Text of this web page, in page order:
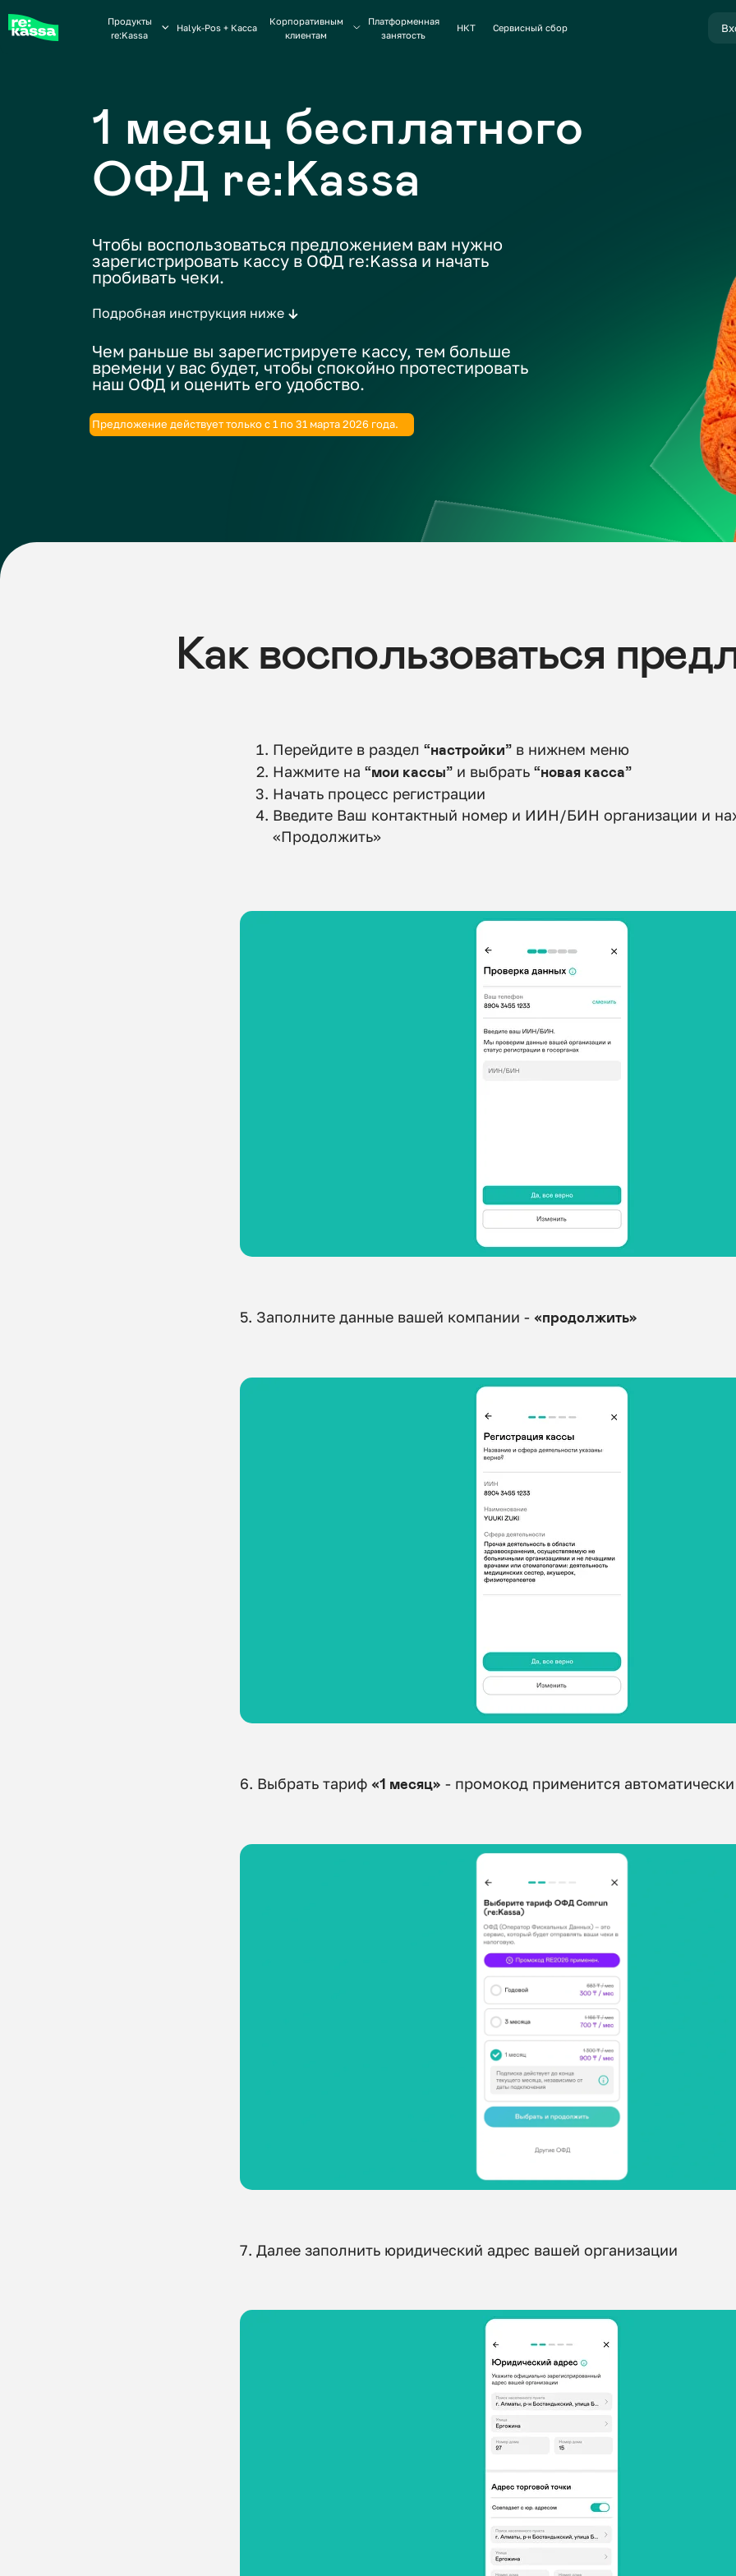
Вход в
Продукты
re:Kassa
Halyk-Pos + Касса
Корпоративным
клиентам
Платформенная
занятость
НКТ Сервисный сбор
1 месяц бесплатного
ОФД re:Kassa
пробивать чеки.
Чем раньше вы зарегистрируете кассу, тем больше
наш ОФД и оценить его удобство.
Предложение действует только с 1 по 31 марта 2026 года.
Подробная инструкция ниже
Перейдите в раздел “настройки” в нижнем меню
Нажмите на “мои кассы” и выбрать “новая касса”
Начать процесс регистрации
Введите Ваш контактный номер и ИИН/БИН организации и
«Продолжить»
5. Заполните данные вашей компании - «продолжить»
6. Выбрать тариф «1 месяц» - промокод применится автоматически
7. Далее заполнить юридический адрес вашей организации